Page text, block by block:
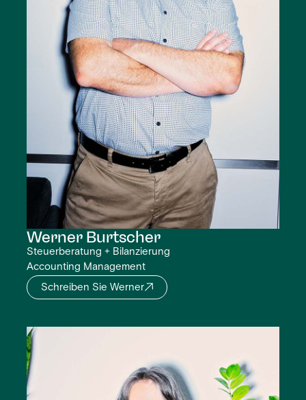
Werner Burtscher
Steuerberatung + Bilanzierung
Accounting Management
Schreiben Sie Werner